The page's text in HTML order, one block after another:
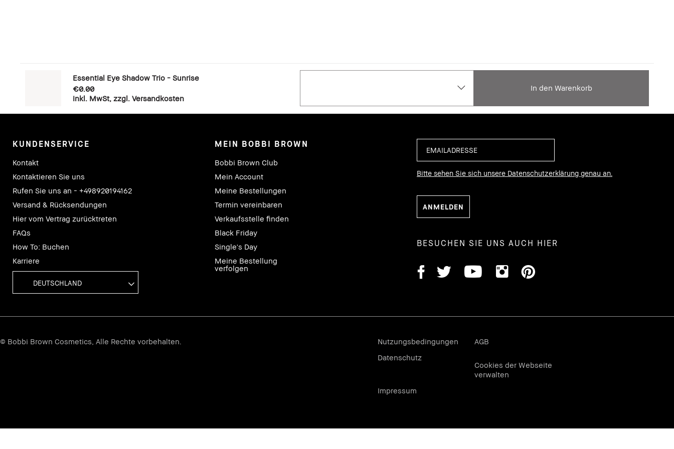
Essential Eye Shadow Trio - Sunrise
€0.00
inkl. MwSt, zzgl. Versandkosten
In den Warenkorb
KUNDENSERVICE
Kontakt
Kontaktieren Sie uns
Rufen Sie uns an - +498920194162
Versand & Rücksendungen
Hier vom Vertrag zurücktreten
FAQs
How To: Buchen
Karriere
DEUTSCHLAND
MEIN BOBBI BROWN
Bobbi Brown Club
Mein Account
Meine Bestellungen
Termin vereinbaren
Verkaufsstelle finden
Black Friday
Single's Day
Meine Bestellung
verfolgen
Bitte sehen Sie sich unsere Datenschutzerklärung genau an.
BESUCHEN SIE UNS AUCH HIER
© Bobbi Brown Cosmetics, Alle Rechte vorbehalten. Nutzungsbedingungen
AGB
Datenschutz
Cookies der Webseite
verwalten
Impressum